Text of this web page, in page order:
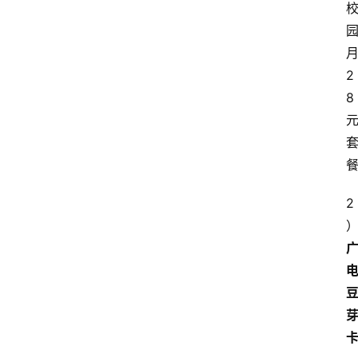
校
园
月
2
8
元
套
餐
2
）
广
电
豆
芽
卡